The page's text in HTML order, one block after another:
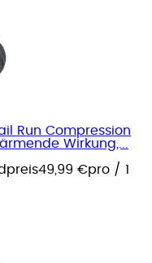
Run Compression
Wirkung,...
49,99 €pro / 1